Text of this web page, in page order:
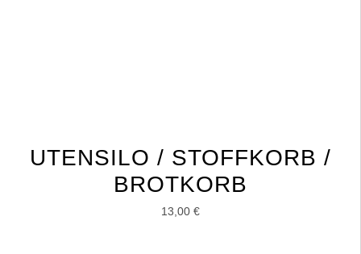
UTENSILO / STOFFKORB /
BROTKORB
13,00 €